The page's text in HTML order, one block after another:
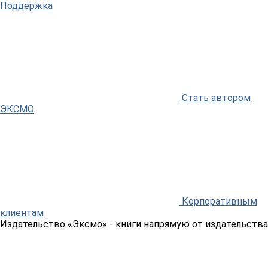
Поддержка
Стать автором
ЭКСМО
Корпоративным
клиентам
Издательство «Эксмо» - книги напрямую от издательства